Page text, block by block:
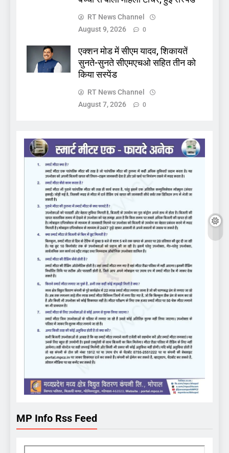
RT News Channel
August 9, 2026
0
एक्शन मोड में सीएम यादव, शिकायतें
सुनते-सुनते सीएमएचओ सहित तीन को
किया सस्पेंड
RT News Channel
August 7, 2026
0
MP Info Rss Feed